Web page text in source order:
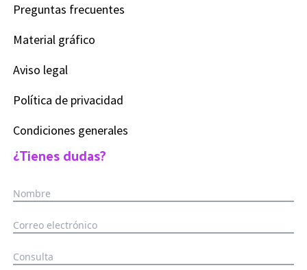
Preguntas frecuentes
Material gráfico
Aviso legal
Política de privacidad
Condiciones generales
¿Tienes dudas?